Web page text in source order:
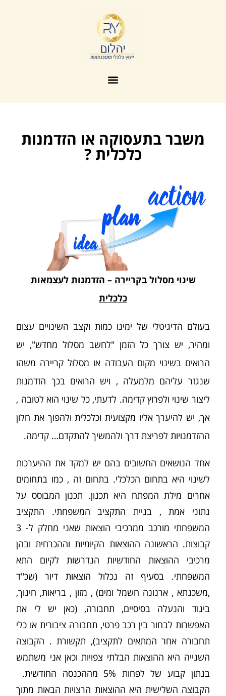
משבר בתעסוקה או הזדמנות
כלכלית ?
שינוי מסלול בקריירה – הזדמנות לעצמאות
כלכלית
בעולם הדיגיטלי של ימינו כמות וקצב השינויים עצום
ומהיר, יש צורך כל הזמן "לחשב מסלול מחדש", יש
הרואים בשינוי מקום העבודה או מסלול קריירה משהו
שנגזר עליהם מלמעלה , ויש הרואים בכך הזדמנות
ליצור שינוי ולפרוץ קדימה. לדעתי, כל שינוי הוא לטובה ,
אך, יש להיערך אליו מקצועית וכלכלית ולהפוך את חלון
ההזדמנויות לפריצת דרך ולהמשיך להתקדם… קדימה.
אחד הנושאים החשובים בהם יש למקד את ההיערכות
לשינוי היא בתחום הכלכלי. בתחום זה , כמו בתחומים
אחרים מילת המפתח היא תכנון. תכנון המבוסס על
נתוני אמת , בניית התקציב המשפחתי. התקציב
המשפחתי מורכב ממרכיבי הוצאות שאני מחלק ל- 3
קבוצות. הראשונה ההוצאות הקיומיות וההכרחית ובהן
מרכיבי ההוצאות החודשיות הנדרשות לקיום התא
המשפחתי. בסעיף זה נכלול הוצאות דיור (שכ"ד
,משכנתא , ארנונה חשמל ומים) , מזון , בריאות, חינוך,
ביגוד והנעלה בסיסיים, תחבורה, (כאן יש לי את
האפשרות לבחור בין רכב פרטי, תחבורה ציבורית או כלי
תחבורה אחר המתאים לתקציב), תקשורת . הקבוצה
השנייה היא ההוצאות הבלתי צפויות וכאן אני משתמש
בנתון קבוע של לפחות 5% מההכנסה החודשית.
הקבוצה השלישית היא ההוצאות הרצויות הבאות מתוך